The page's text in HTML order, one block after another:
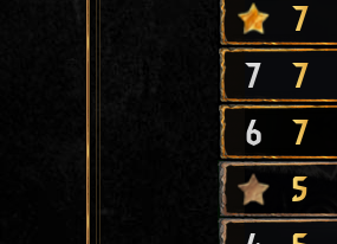
7
7 7
6 7
5